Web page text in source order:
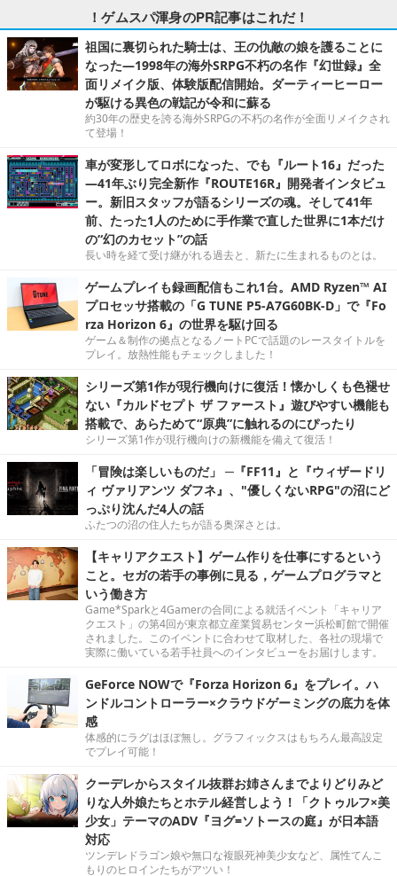
！ゲムスパ渾身のPR記事はこれだ！
祖国に裏切られた騎士は、王の仇敵の娘を護ることに
なった―1998年の海外SRPG不朽の名作『幻世録』全
面リメイク版、体験版配信開始。ダーティーヒーロー
が駆ける異色の戦記が令和に蘇る
約30年の歴史を誇る海外SRPGの不朽の名作が全面リメイクされ
て登場！
車が変形してロボになった、でも『ルート16』だった
―41年ぶり完全新作『ROUTE16R』開発者インタビュ
ー。新旧スタッフが語るシリーズの魂。そして41年
前、たった1人のために手作業で直した世界に1本だけ
の“幻のカセット”の話
長い時を経て受け継がれる過去と、新たに生まれるものとは。
ゲームプレイも録画配信もこれ1台。AMD Ryzen™ AI
プロセッサ搭載の「G TUNE P5-A7G60BK-D」で『Fo
rza Horizon 6』の世界を駆け回る
ゲーム＆制作の拠点となるノートPCで話題のレースタイトルを
プレイ。放熱性能もチェックしました！
シリーズ第1作が現行機向けに復活！懐かしくも色褪せ
ない『カルドセプト ザ ファースト』遊びやすい機能も
搭載で、あらためて“原典”に触れるのにぴったり
シリーズ第1作が現行機向けの新機能を備えて復活！
「冒険は楽しいものだ」 ─『FF11』と『ウィザードリ
ィ ヴァリアンツ ダフネ』、"優しくないRPG"の沼にど
っぷり沈んだ4人の話
ふたつの沼の住人たちが語る奥深さとは。
【キャリアクエスト】ゲーム作りを仕事にするという
こと。セガの若手の事例に見る，ゲームプログラマと
いう働き方
Game*Sparkと4Gamerの合同による就活イベント「キャリア
クエスト」の第4回が東京都立産業貿易センター浜松町館で開催
されました。このイベントに合わせて取材した、各社の現場で
実際に働いている若手社員へのインタビューをお届けします。
GeForce NOWで『Forza Horizon 6』をプレイ。ハ
ンドルコントローラー×クラウドゲーミングの底力を体
感
体感的にラグはほぼ無し。グラフィックスはもちろん最高設定
でプレイ可能！
クーデレからスタイル抜群お姉さんまでよりどりみど
りな人外娘たちとホテル経営しよう！「クトゥルフ×美
少女」テーマのADV『ヨグ=ソトースの庭』が日本語
対応
ツンデレドラゴン娘や無口な複眼死神美少女など、属性てんこ
もりのヒロインたちがアツい！